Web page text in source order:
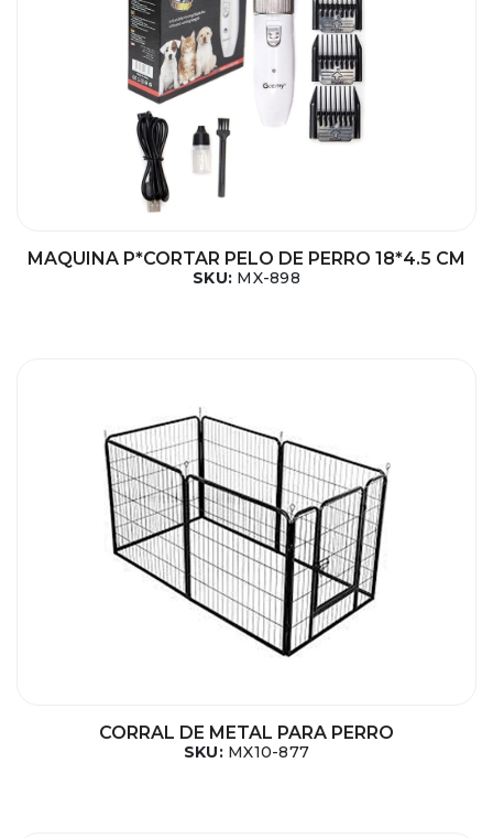
MAQUINA P*CORTAR PELO DE PERRO 18*4.5 CM
SKU: MX-898
CORRAL DE METAL PARA PERRO
SKU: MX10-877